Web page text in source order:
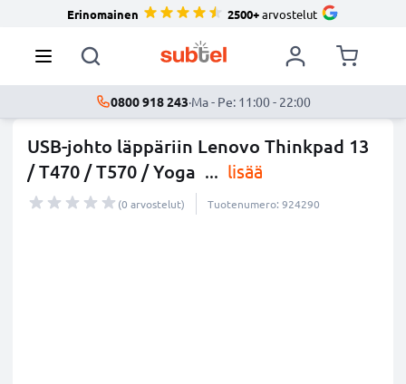
Erinomainen 2500+arvostelut
0800 918 243·Ma - Pe: 11:00 - 22:00
USB-johto läppäriin Lenovo Thinkpad 13
/ T470 / T570 / Yoga ... lisää
(0 arvostelut) Tuotenumero: 924290